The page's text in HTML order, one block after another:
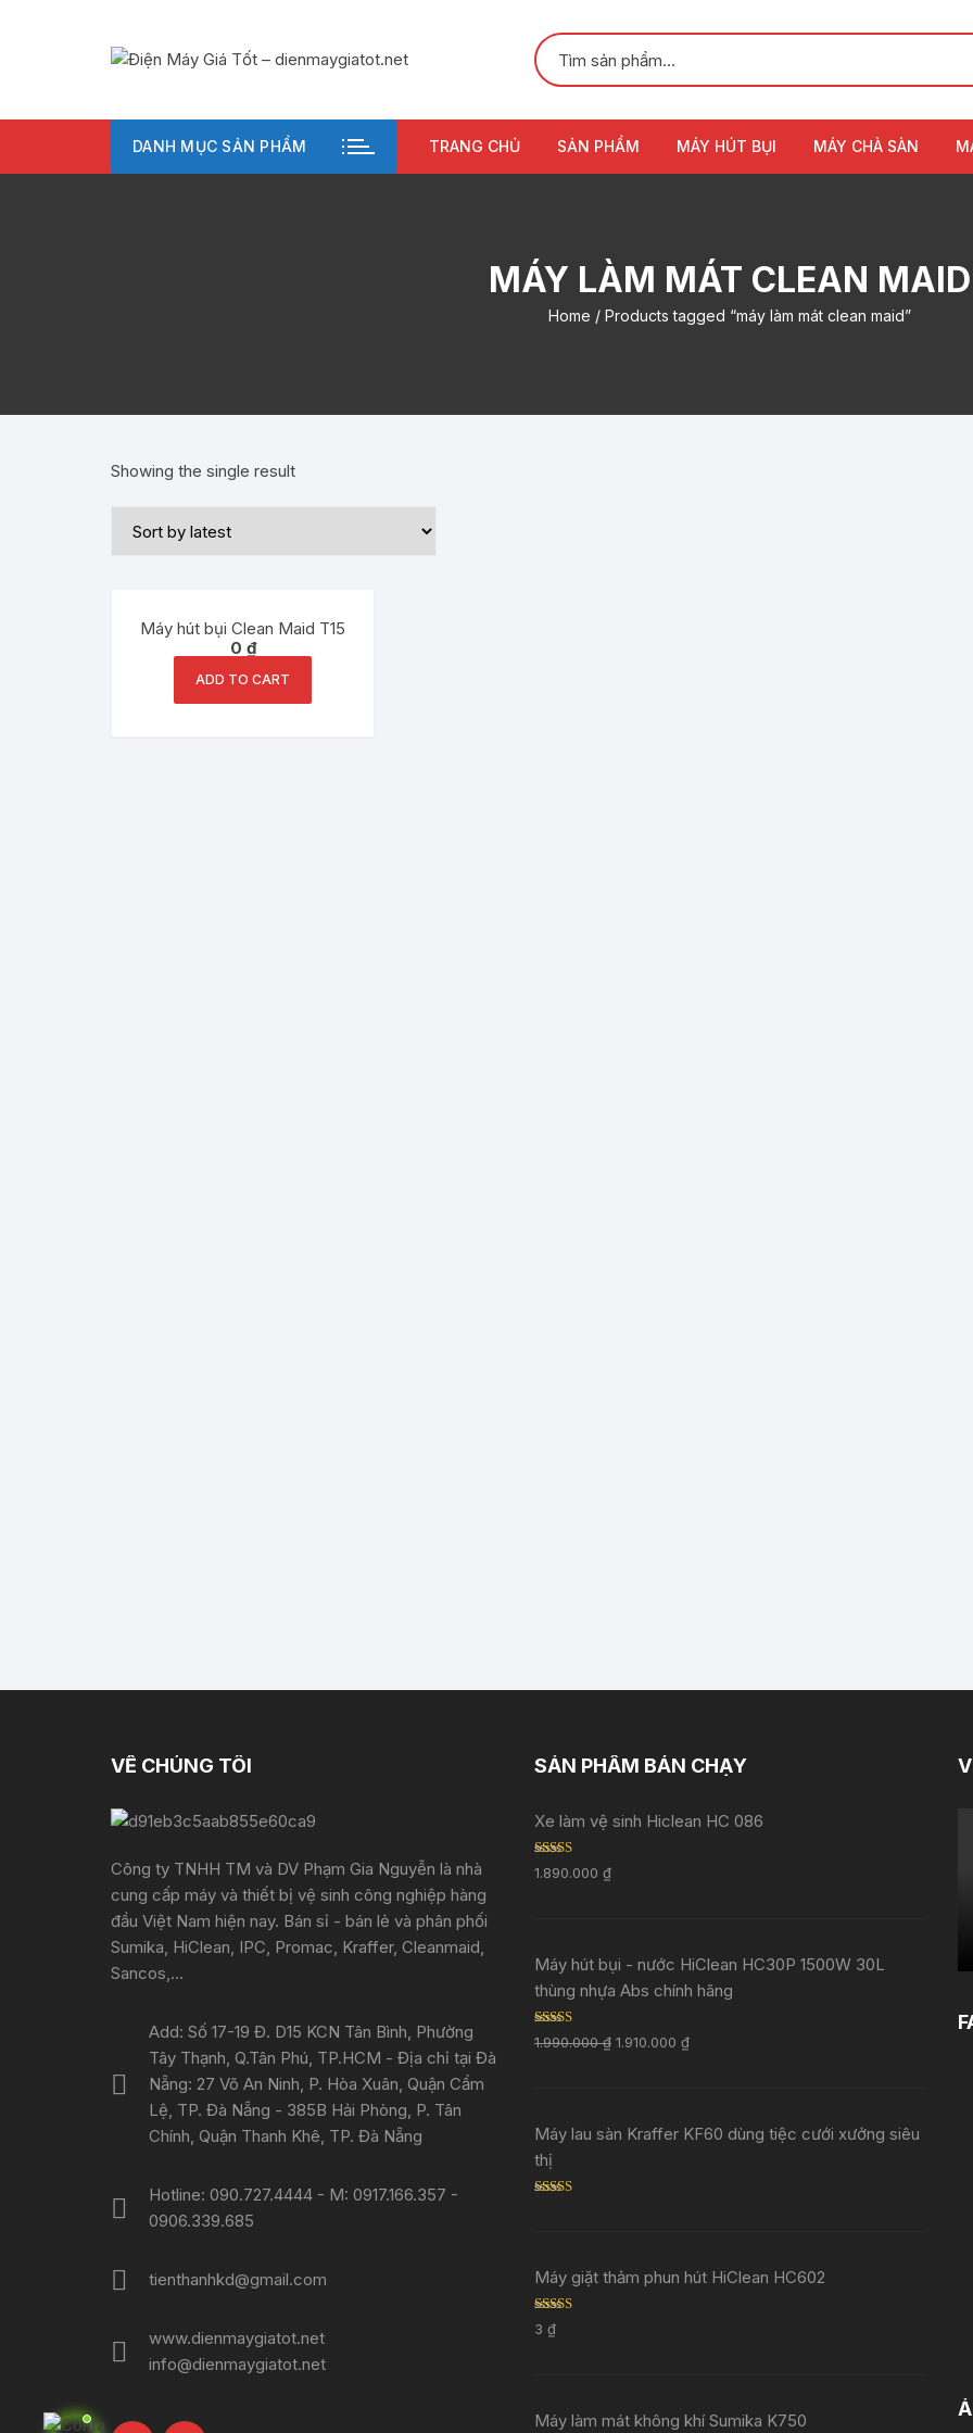
DANH MỤC SẢN PHẨM TRANG CHỦ SẢN PHẨM MÁY HÚT BỤI MÁY CHÀ SÀN
MÁY LÀM MÁT CLEAN MAID
Home / Products tagged “máy làm mát clean maid”
Showing the single result
Máy hút bụi Clean Maid T15
0 ₫
ADD TO CART
VỀ CHÚNG TÔI
Công ty TNHH TM và DV Phạm Gia Nguyễn là nhà
cung cấp máy và thiết bị vệ sinh công nghiệp hàng
đầu Việt Nam hiện nay. Bán sỉ - bán lẻ và phân phối
Sumika, HiClean, IPC, Promac, Kraffer, Cleanmaid,
Sancos,...
Add: Số 17-19 Đ. D15 KCN Tân Bình, Phường
Tây Thạnh, Q.Tân Phú, TP.HCM - Địa chỉ tại Đà
Nẵng: 27 Võ An Ninh, P. Hòa Xuân, Quận Cẩm
Lệ, TP. Đà Nẵng - 385B Hải Phòng, P. Tân
Chính, Quận Thanh Khê, TP. Đà Nẵng
Hotline: 090.727.4444 - M: 0917.166.357 -
0906.339.685
tienthanhkd@gmail.com
www.dienmaygiatot.net
info@dienmaygiatot.net
SẢN PHẨM BÁN CHẠY
Xe làm vệ sinh Hiclean HC 086
Rated 5.00
out of 5
1.890.000 ₫
Máy hút bụi - nước HiClean HC30P 1500W 30L
thùng nhựa Abs chính hãng
Rated 5.00
out of 5
1.990.000₫ 1.910.000 ₫
Máy lau sàn Kraffer KF60 dùng tiệc cưới xưởng siêu
thị
Máy giặt thảm phun hút HiClean HC602
Rated
out of 5
3 ₫
Máy làm mát không khí Sumika K750